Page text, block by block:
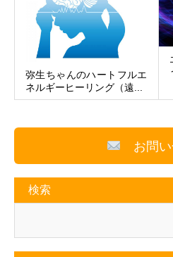
弥生ちゃんのハートフルエ
ネルギーヒーリング（遠...
お問い
検索